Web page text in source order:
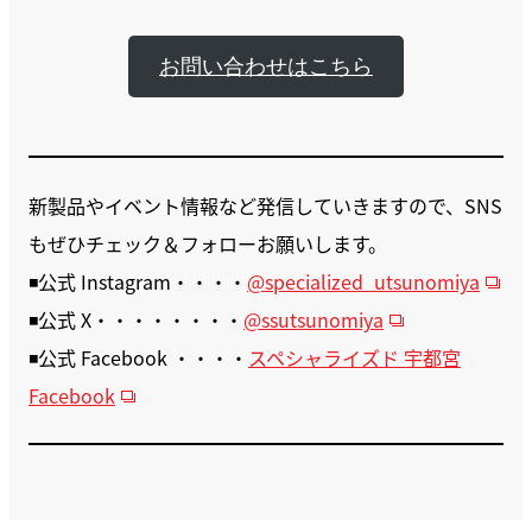
お問い合わせはこちら
新製品やイベント情報など発信していきますので、SNS
もぜひチェック＆フォローお願いします。
◾️公式 Instagram・・・・ @specialized_utsunomiya
◾️公式 X・・・・・・・・ @ssutsunomiya
◾️公式 Facebook ・・・・ スペシャライズド 宇都宮
Facebook